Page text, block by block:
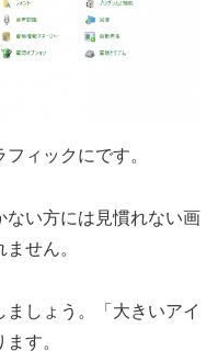
ィックにです。
ない方には見慣れない画
せん。
しょう。「大きいアイ
す。